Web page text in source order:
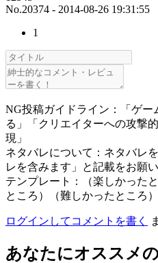
No.20374 - 2014-08-26 19:31:55
1
NG投稿ガイドライン：「ゲー
る」「クリエイターへの攻撃
現」
ネタバレについて：ネタバレ
レを含みます」と記載をお願い
テンプレート：（楽しかった
ところ）（難しかったところ
ログインしてコメントを書く
あなたにオススメ